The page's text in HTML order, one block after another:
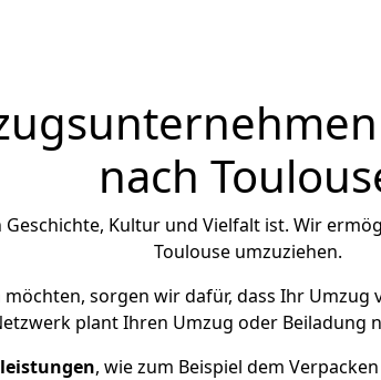
nach
Kultur und Vielfalt ist. Wir
Toulouse umzuziehen.
sorgen wir dafür, dass Ihr Umzug
plant Ihren Umzug oder Beiladung
, wie zum Beispiel dem